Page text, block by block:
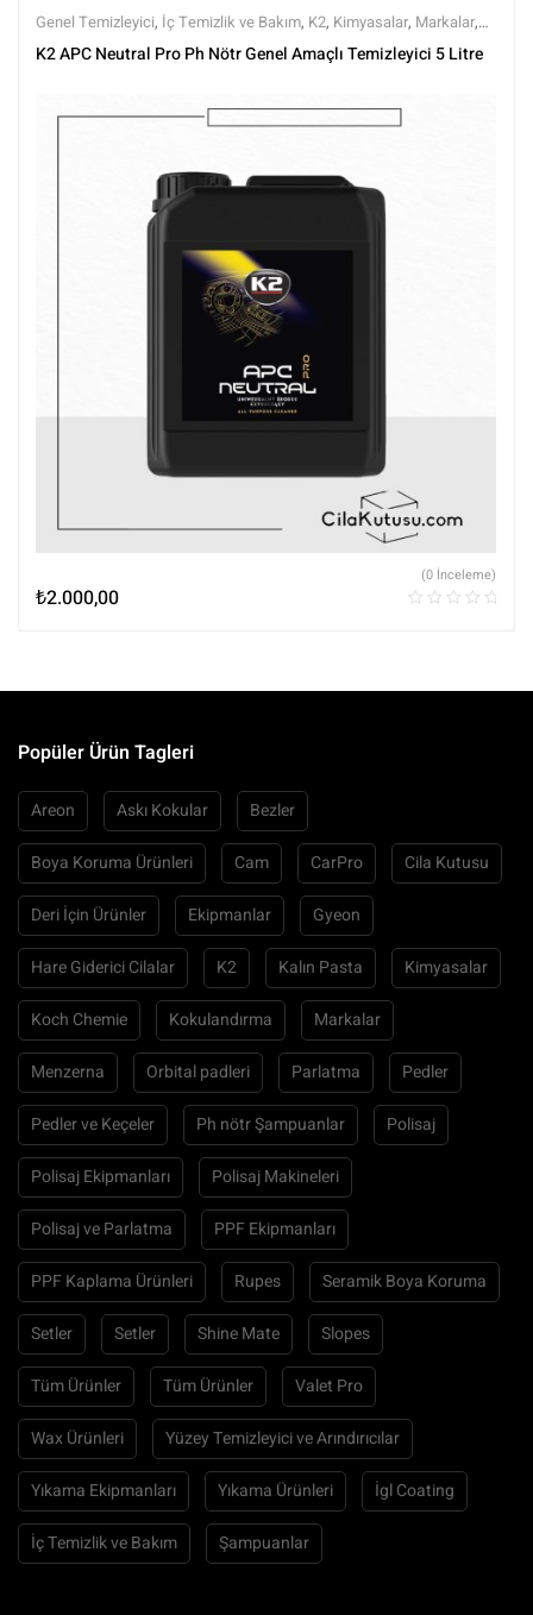
Genel Temizleyici, İç Temizlik ve Bakım, K2, Kimyasalar, Markalar,
Tüm Ürünler,Tüm Ürünler
K2 APC Neutral Pro Ph Nötr Genel Amaçlı Temizleyici 5 Litre
₺2.000,00
(0 İnceleme)
Popüler Ürün Tagleri
Areon Askı Kokular Bezler
Boya Koruma Ürünleri Cam CarPro Cila Kutusu
Deri İçin Ürünler Ekipmanlar Gyeon
Hare Giderici Cilalar K2 Kalın Pasta Kimyasalar
Koch Chemie Kokulandırma Markalar
Menzerna Orbital padleri Parlatma Pedler
Pedler ve Keçeler Ph nötr Şampuanlar Polisaj
Polisaj Ekipmanları Polisaj Makineleri
Polisaj ve Parlatma PPF Ekipmanları
PPF Kaplama Ürünleri Rupes Seramik Boya Koruma
Setler Setler Shine Mate Slopes
Tüm Ürünler Tüm Ürünler Valet Pro
Wax Ürünleri Yüzey Temizleyici ve Arındırıcılar
Yıkama Ekipmanları Yıkama Ürünleri İgl Coating
İç Temizlik ve Bakım Şampuanlar